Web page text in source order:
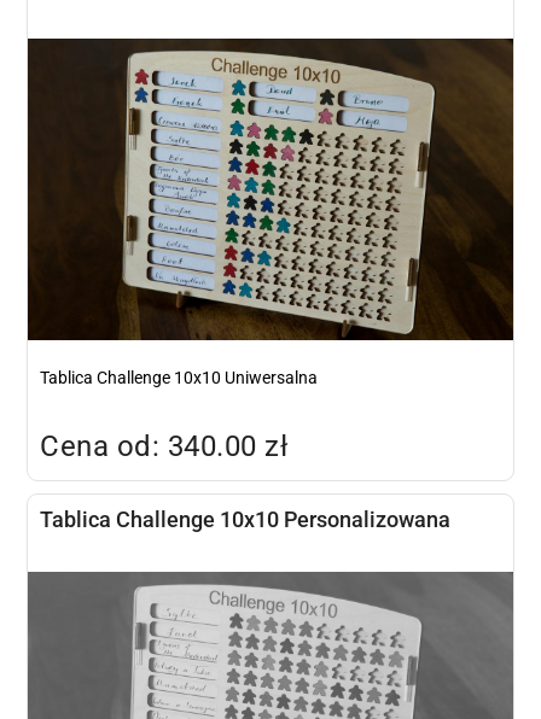
Tablica Challenge 10x10 Uniwersalna
Cena od: 340.00 zł
Tablica Challenge 10x10 Personalizowana